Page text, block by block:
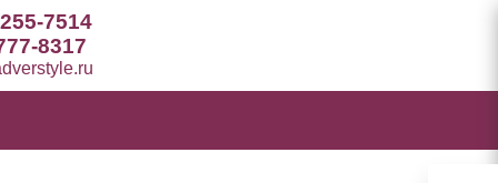
7514
8317